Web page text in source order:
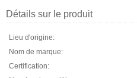
Détails sur le produit
Lieu d'origine:
Nom de marque:
Certification: